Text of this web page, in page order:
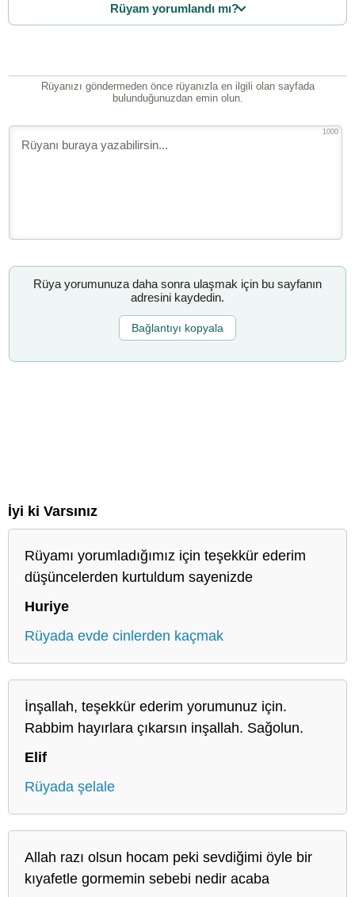
Rüyam yorumlandı mı?
Rüyanızı göndermeden önce rüyanızla en ilgili olan sayfada
bulunduğunuzdan emin olun.
1000
Rüya yorumunuza daha sonra ulaşmak için bu sayfanın
adresini kaydedin.
Bağlantıyı kopyala
İyi ki Varsınız
Rüyamı yorumladığımız için teşekkür ederim
düşüncelerden kurtuldum sayenizde
Huriye
Rüyada evde cinlerden kaçmak
İnşallah, teşekkür ederim yorumunuz için.
Rabbim hayırlara çıkarsın inşallah. Sağolun.
Elif
Rüyada şelale
Allah razı olsun hocam peki sevdiğimi öyle bir
kıyafetle gormemin sebebi nedir acaba